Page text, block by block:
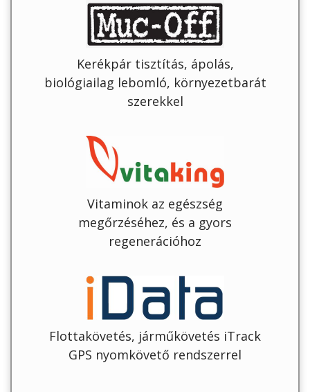
Kerékpár tisztítás, ápolás,
biológiailag lebomló, környezetbarát
szerekkel
Vitaminok az egészség
megőrzéséhez, és a gyors
regenerációhoz
Flottakövetés, járműkövetés iTrack
GPS nyomkövető rendszerrel